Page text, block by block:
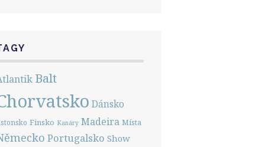
Balt
Dánsko
Finsko Kanáry Madeira Místa
Portugalsko Show